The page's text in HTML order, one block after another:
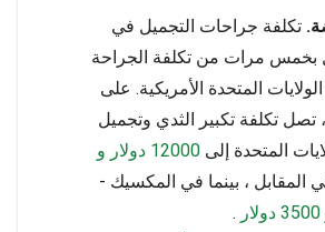
تكلفة جراحات التجميل في
بخمس مرات من تكلفة الجراحة
المتحدة الأمريكية. على
تصل تكلفة تكبير الثدي وتجميل
المتحدة إلى 12000 دولار و
المقابل ، بينما في المكسيك -
.